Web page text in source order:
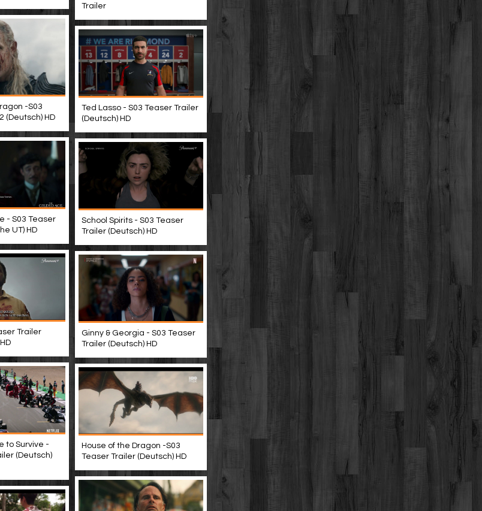
Trailer
-S03
(Deutsch) HD
Ted Lasso - S03 Teaser Trailer
(Deutsch) HD
- S03 Teaser
UT) HD
School Spirits - S03 Teaser
Trailer (Deutsch) HD
Trailer
Ginny & Georgia - S03 Teaser
Trailer (Deutsch) HD
to Survive -
(Deutsch)
House of the Dragon -S03
Teaser Trailer (Deutsch) HD